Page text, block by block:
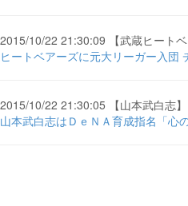
2015/10/22 21:30:09 【武蔵ヒートベ
ヒートベアーズに元大リーガー入団
2015/10/22 21:30:05 【山本武白志】
山本武白志はＤｅＮＡ育成指名「心